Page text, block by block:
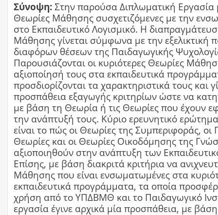
Σύνοψη:Στην παρούσα Διπλωματική Εργασία
Θεωρίες Μάθησης συσχετιζόμενες με την
στο Εκπαιδευτικό Λογισμικό. Η
Μάθησης γίνεται σύμφωνα με την εξελικτική
διαφόρων θέσεων της Παιδαγωγικής
Παρουσιάζονται οι κυριότερες Θεωρίες
αξιοποίησή τους στα εκπαιδευτικά
προσδιορίζονται τα χαρακτηριστικά τους και
προσπάθεια εξαγωγής κριτηρίων ώστε να
με βάση τη Θεωρία ή τις Θεωρίες που έχουν
την ανάπτυξή τους. Κύριο ερευνητικό
είναι το πώς οι Θεωρίες της Συμπεριφοράς, οι
Θεωρίες και οι Θεωρίες Οικοδόμησης της
αξιοποιηθούν στην ανάπτυξη των
Επίσης, με βάση διακριτά κριτήρια να
Μάθησης που είναι ενσωματωμένες στα
εκπαιδευτικά προγράμματα, τα οποία
χρήση από το ΥΠΔΒΜΘ και το Παιδαγωγικό
εργασία έγινε αρχικά μία προσπάθεια, με